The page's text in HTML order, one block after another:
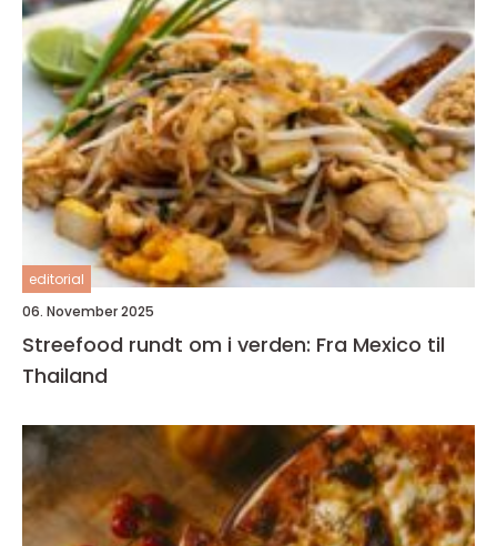
editorial
06. November 2025
Streefood rundt om i verden: Fra Mexico til
Thailand